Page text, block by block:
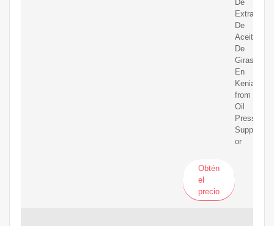
De
Extracción
De
Aceite
De
Girasol
En
Kenia
from
Oil
Pressers
Supplier
or
Obtén
el
precio